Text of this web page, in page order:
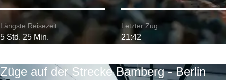
Längste Reisezeit:
5 Std. 25 Min.
Letzter Zug:
21:42
Züge auf der Strecke Bamberg - Berlin